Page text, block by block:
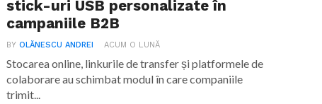
stick-uri USB personalizate în
campaniile B2B
BYOLĂNESCU ANDREI ACUM O LUNĂ
Stocarea online, linkurile de transfer și platformele de
colaborare au schimbat modul în care companiile
trimit...